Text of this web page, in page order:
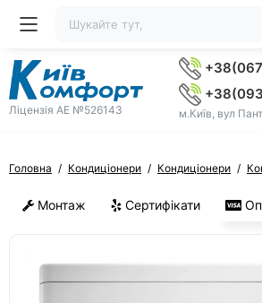
Ліцензія AE №526143 м.Київ, вул
Головна Кондиціонери Кондиціонери
Монтаж Сертифікати